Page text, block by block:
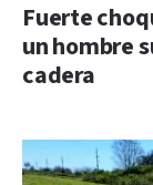
Fuerte
un hombre
cadera